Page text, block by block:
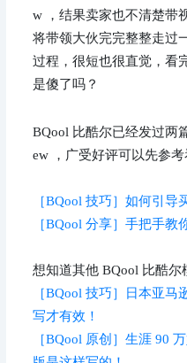
w ，结果卖家也不清楚带
将带领大伙完完整整走过
过程，很短也很直觉，看
是傻了吗？
BQool 比酷尔已经发过两
ew ，广受好评可以先参考
［BQool 技巧］如何引导
［BQool 分享］手把手教
想知道其他 BQool 比酷尔
［BQool 技巧］日本亚
写才有效！
［BQool 原创］生涯 90